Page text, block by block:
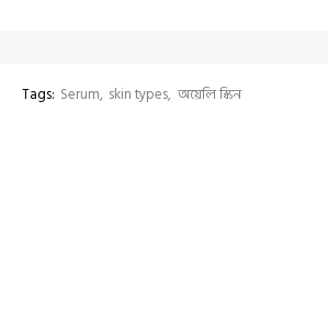
Tags: Serum skin types অয়েলি স্কিন